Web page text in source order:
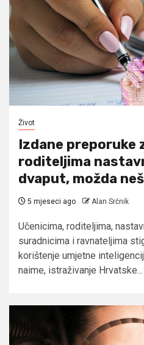
Život
Izdane preporuke
roditeljima
dvaput, možda
5 mjeseci ago Alan Srčnik
Učenicima, roditeljima,
suradnicima i ravnateljima
korištenje umjetne
naime, istraživanje Hrvatske...